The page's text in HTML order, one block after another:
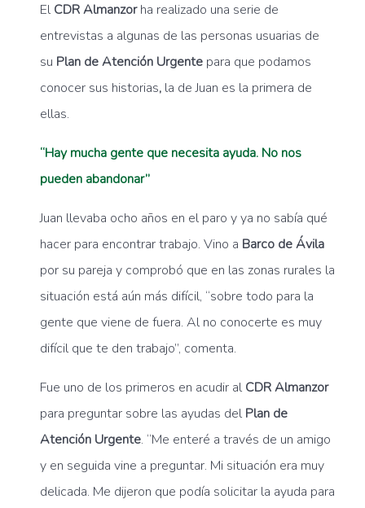
El CDR Almanzorha realizado una serie de
entrevistas a algunas de las personas usuarias de
su Plan de Atención Urgente para que podamos
conocer sus historias, la de Juan es la primera de
ellas.
“Hay mucha gente que necesita ayuda. No nos
pueden abandonar”
Juan llevaba ocho años en el paro y ya no sabía qué
hacer para encontrar trabajo. Vino a Barco de Ávila
por su pareja y comprobó que en las zonas rurales la
situación está aún más difícil, “sobre todo para la
gente que viene de fuera. Al no conocerte es muy
difícil que te den trabajo”, comenta.
Fue uno de los primeros en acudir al CDR Almanzor
para preguntar sobre las ayudas del Plan de
Atención Urgente. “Me enteré a través de un amigo
y en seguida vine a preguntar. Mi situación era muy
delicada. Me dijeron que podía solicitar la ayuda para